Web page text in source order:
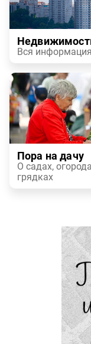
Вся
Пора на дачу
О садах,
грядках